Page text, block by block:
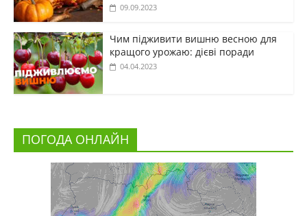
09.09.2023
Чим підживити вишню весною для
кращого урожаю: дієві поради
04.04.2023
ПОГОДА ОНЛАЙН